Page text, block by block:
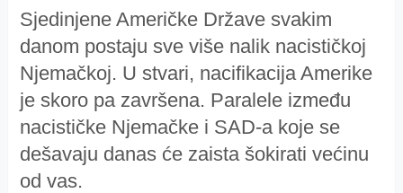
Sjedinjene Američke Države svakim
danom postaju sve više nalik nacističkoj
Njemačkoj. U stvari, nacifikacija Amerike
je skoro pa završena. Paralele između
nacističke Njemačke i SAD-a koje se
dešavaju danas će zaista šokirati većinu
od vas.